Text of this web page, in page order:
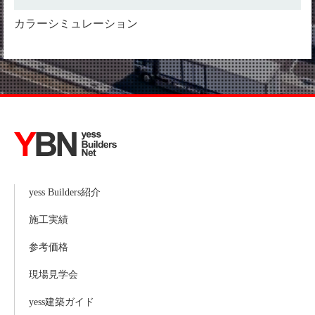
カラーシミュレーション
yess Builders紹介
施工実績
参考価格
現場見学会
yess建築ガイド